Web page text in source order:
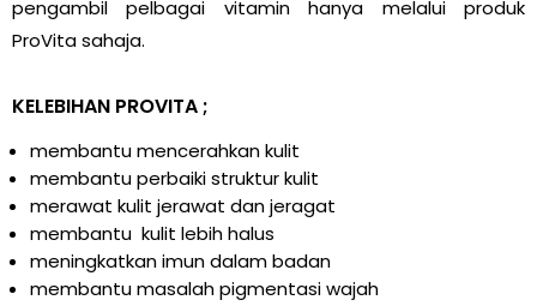
pengambil pelbagai vitamin hanya melalui produk
ProVita sahaja.
KELEBIHAN PROVITA ;
membantu mencerahkan kulit
membantu perbaiki struktur kulit
merawat kulit jerawat dan jeragat
membantu kulit lebih halus
meningkatkan imun dalam badan
membantu masalah pigmentasi wajah